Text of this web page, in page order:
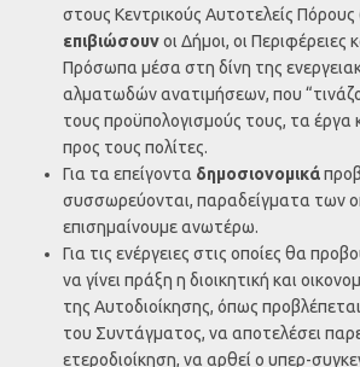
στους Κεντρικούς Αυτοτελείς
επιβιώσουνοι Δήμοι, οι Περιφέρειες
Πρόσωπα μέσα στη δίνη της
αλματωδών ανατιμήσεων, που
τους προϋπολογισμούς τους, τα έργα
προς τους πολίτες.
Για τα επείγοντα δημοσιονομικά
συσσωρεύονται, παραδείγματα των
επισημαίνουμε ανωτέρω.
Για τις ενέργειες στις οποίες θα
να γίνει πράξη η διοικητική και
της Αυτοδιοίκησης, όπως
του Συντάγματος, να αποτελέσει
ετεροδιοίκηση, να αρθεί ο υπερ-